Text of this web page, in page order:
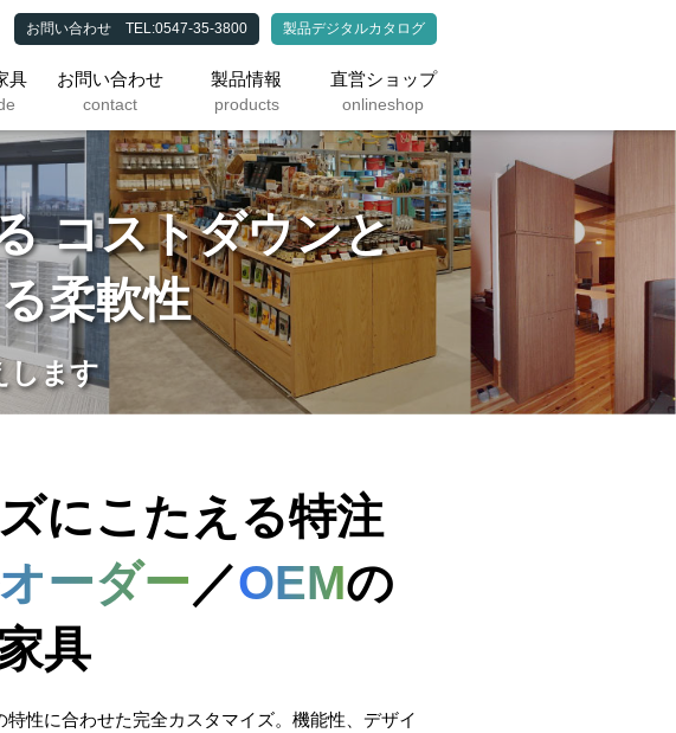
お問い合わせ TEL:0547-35-3800 製品デジタルカタログ
具 お問い合わせ
contact
製品情報
products
直営ショップ
onlineshop
コストダウンと
柔軟性
します
にこたえる特注
ーダー／OEMの
具
特性に合わせた完全カスタマイズ。機能性、デザイ